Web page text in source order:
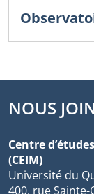
NOUS
Centre
(CEIM)
Université du
400, rue